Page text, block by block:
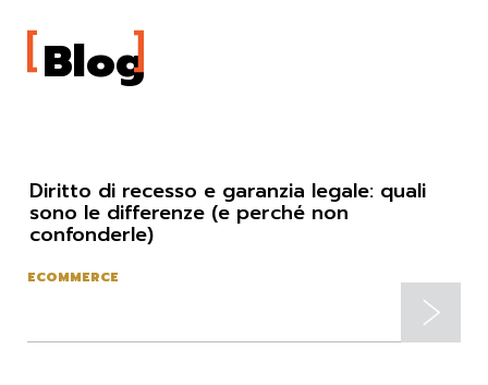
Blog
Diritto di recesso e garanzia legale: quali
sono le differenze (e perché non
confonderle)
ECOMMERCE